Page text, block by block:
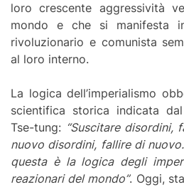
loro crescente aggressività
mondo e che si manifesta
rivoluzionario e comunista
al loro interno.
La logica dell’imperialismo
scientifica storica indicata
Tse-tung: “Suscitare disordini,
nuovo disordini, fallire di
questa è la logica degli
reazionari del mondo”. Oggi,